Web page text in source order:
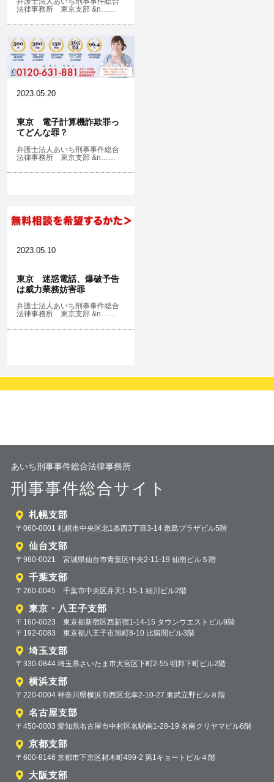
法律事務所 東京支部 &n……
2023.05.20
東京 電子計算機詐欺罪っ
てどんな罪？
弁護士法人あいち刑事事件総合
法律事務所 東京支部 &n……
2023.05.10
東京 迷惑電話、爆破予告
は威力業務妨害罪
弁護士法人あいち刑事事件総合
法律事務所 東京支部 &n……
あいち刑事事件総合法律事務所
刑事事件総合サイト
札幌支部
〒060-0001 札幌市中央区北1条西3丁目3-14 敷島プラザビル5階
仙台支部
〒980-0021 宮城県仙台市青葉区中央2-11-19 仙南ビル５階
千葉支部
〒260-0045 千葉市中央区弁天1-15-1 細川ビル2階
東京・八王子支部
〒160-0023 東京都新宿区西新宿1-14-15 タウンウエストビル9階
〒192-0083 東京都八王子市旭町8-10 比留間ビル3階
埼玉支部
〒330-0844 埼玉県さいたま市大宮区下町2-55 明邦下町ビル2階
横浜支部
〒220-0004 神奈川県横浜市西区北幸2-10-27 東武立野ビル８階
名古屋支部
〒450-0003 愛知県名古屋市中村区名駅南1-28-19 名南クリヤマビル6階
京都支部
〒600-8146 京都市下京区材木町499-2 第1キョートビル４階
大阪支部